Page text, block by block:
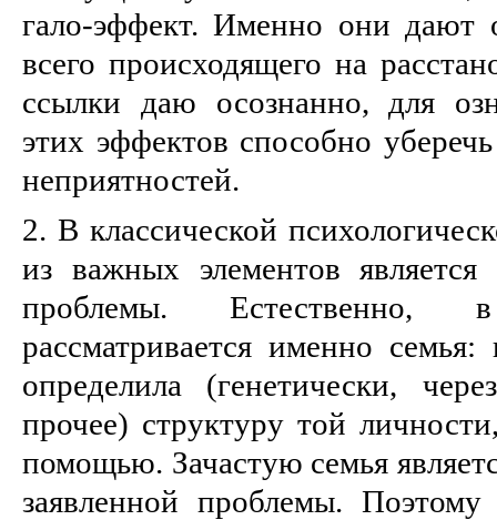
гало-эффект. Именно они дают
всего происходящего на
ссылки даю осознанно, для
этих эффектов способно
неприятностей.
2. В классической
из важных элементов является
проблемы. Естественно,
рассматривается именно
определила (генетически,
прочее) структуру той
помощью. Зачастую семья
заявленной проблемы.